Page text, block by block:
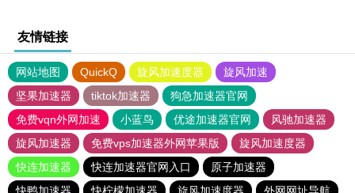
友情链接
网站地图 QuickQ 旋风加速度器
旋风加速
坚果加速器
tiktok加速器
狗急加速器官网
免费vqn外网加速
小蓝鸟 优途加速器官网
风驰加速器
旋风加速器
免费vps加速器外网苹果版
旋风加速度器
快连加速器
快连加速器官网入口
原子加速器